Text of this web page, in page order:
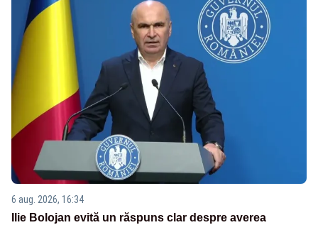
6 aug. 2026, 16:34
Ilie Bolojan evită un răspuns clar despre averea